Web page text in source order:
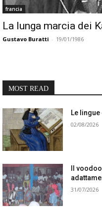
francia
La lunga marcia dei
Gustavo Buratti - 19/01/1986
MOST READ
Le
02/08/2026
Il
31/07/2026